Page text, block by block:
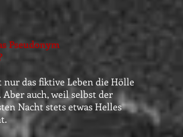
Pseudonym
das fiktive Leben die Hölle
Aber auch, weil selbst der
Nacht stets etwas Helles